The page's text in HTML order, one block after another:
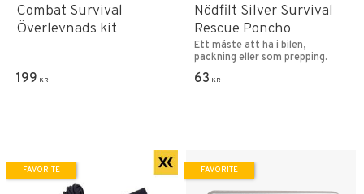
Combat Survival
Överlevnads kit
199 KR
Nödfilt Silver Survival
Rescue Poncho
Ett måste att ha i bilen,
packning eller som prepping.
63 KR
FAVORITE FAVORITE